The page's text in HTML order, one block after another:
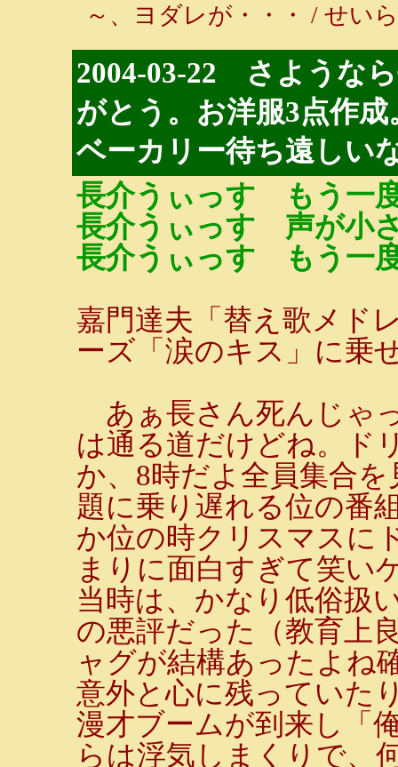
～、ヨダレが・・・ / せい
2004-03-22 さような
がとう。お洋服3点作
ベーカリー待ち遠しい
長介うぃっす もう一
長介うぃっす 声が小
長介うぃっす もう一
嘉門達夫「替え歌メド
ーズ「涙のキス」に乗
あぁ長さん死んじゃ
は通る道だけどね。ド
か、8時だよ全員集合
題に乗り遅れる位の番
か位の時クリスマスに
まりに面白すぎて笑い
当時は、かなり低俗扱
の悪評だった（教育上
ャグが結構あったよね
意外と心に残っていた
漫才ブームが到来し「
らは浮気しまくりで、